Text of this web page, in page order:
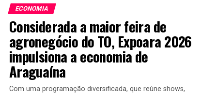
ECONOMIA
Considerada a maior feira de
agronegócio do TO, Expoara 2026
impulsiona a economia de
Araguaína
Com uma programação diversificada, que reúne shows,